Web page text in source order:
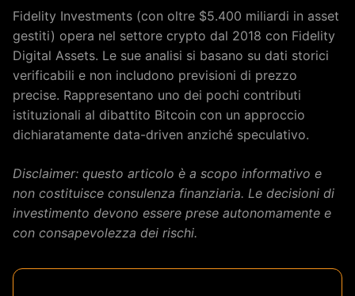
Fidelity Investments (con oltre $5.400 miliardi in asset
gestiti) opera nel settore crypto dal 2018 con Fidelity
Digital Assets. Le sue analisi si basano su dati storici
verificabili e non includono previsioni di prezzo
precise. Rappresentano uno dei pochi contributi
istituzionali al dibattito Bitcoin con un approccio
dichiaratamente data-driven anziché speculativo.
Disclaimer: questo articolo è a scopo informativo e
non costituisce consulenza finanziaria. Le decisioni di
investimento devono essere prese autonomamente e
con consapevolezza dei rischi.